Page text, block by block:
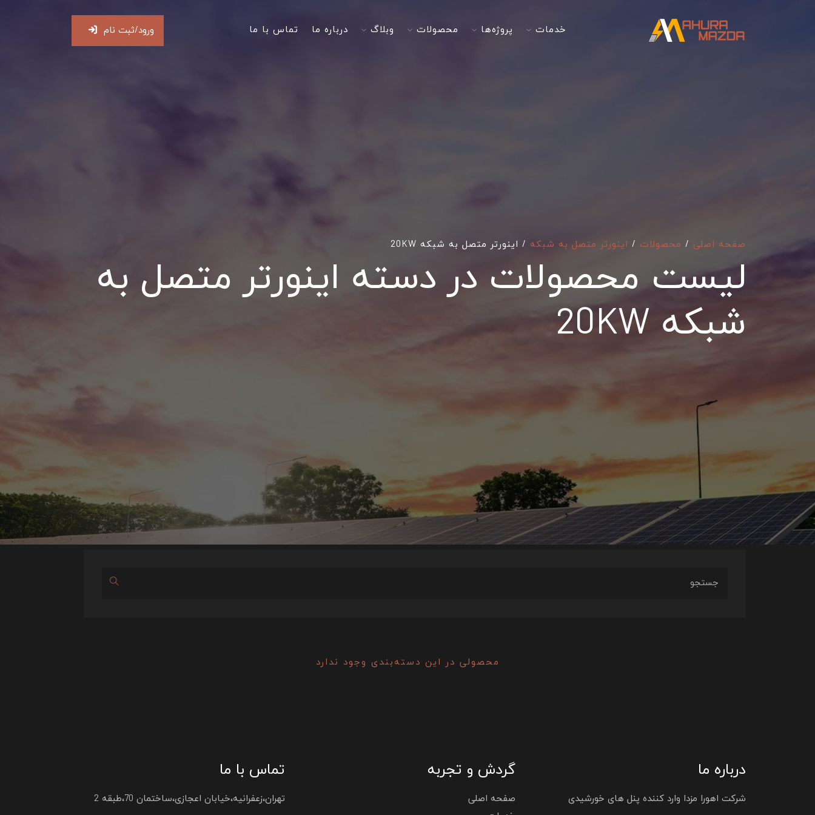
خدمات پروژه‌ها محصولات وبلاگ درباره ما تماس با ما ورود/ثبت نام
صفحه اصلی / محصولات / اینورتر متصل به شبکه / اینورتر متصل به شبکه 20KW
لیست محصولات در دسته اینورتر متصل به
شبکه 20KW
محصولی در این دسته‌بندی وجود ندارد
درباره ما
شرکت اهورا مزدا وارد کننده پنل های خورشیدی
گردش و تجربه
صفحه اصلی
تماس با ما
تهران،زعفرانیه،خیابان اعجازی،ساختمان 70،طبقه 2